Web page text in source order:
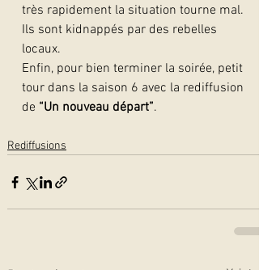
très rapidement la situation tourne mal.
Ils sont kidnappés par des rebelles
locaux.
Enfin, pour bien terminer la soirée, petit
tour dans la saison 6 avec la rediffusion
de “Un nouveau départ”.
Rediffusions